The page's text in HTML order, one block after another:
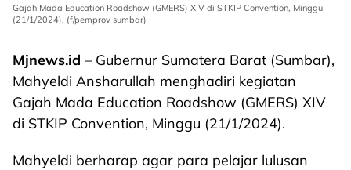
Gajah Mada Education Roadshow (GMERS) XIV di STKIP Convention, Minggu
(21/1/2024). (f/pemprov sumbar)
Mjnews.id – Gubernur Sumatera Barat (Sumbar),
Mahyeldi Ansharullah menghadiri kegiatan
Gajah Mada Education Roadshow (GMERS) XIV
di STKIP Convention, Minggu (21/1/2024).
Mahyeldi berharap agar para pelajar lulusan